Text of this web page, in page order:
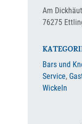
Am
76275
Bars und
Service,
Wickeln